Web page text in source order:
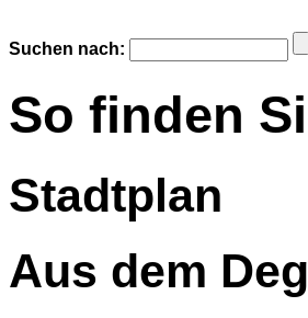
Suchen nach:
So finden
Stadtplan
Aus dem